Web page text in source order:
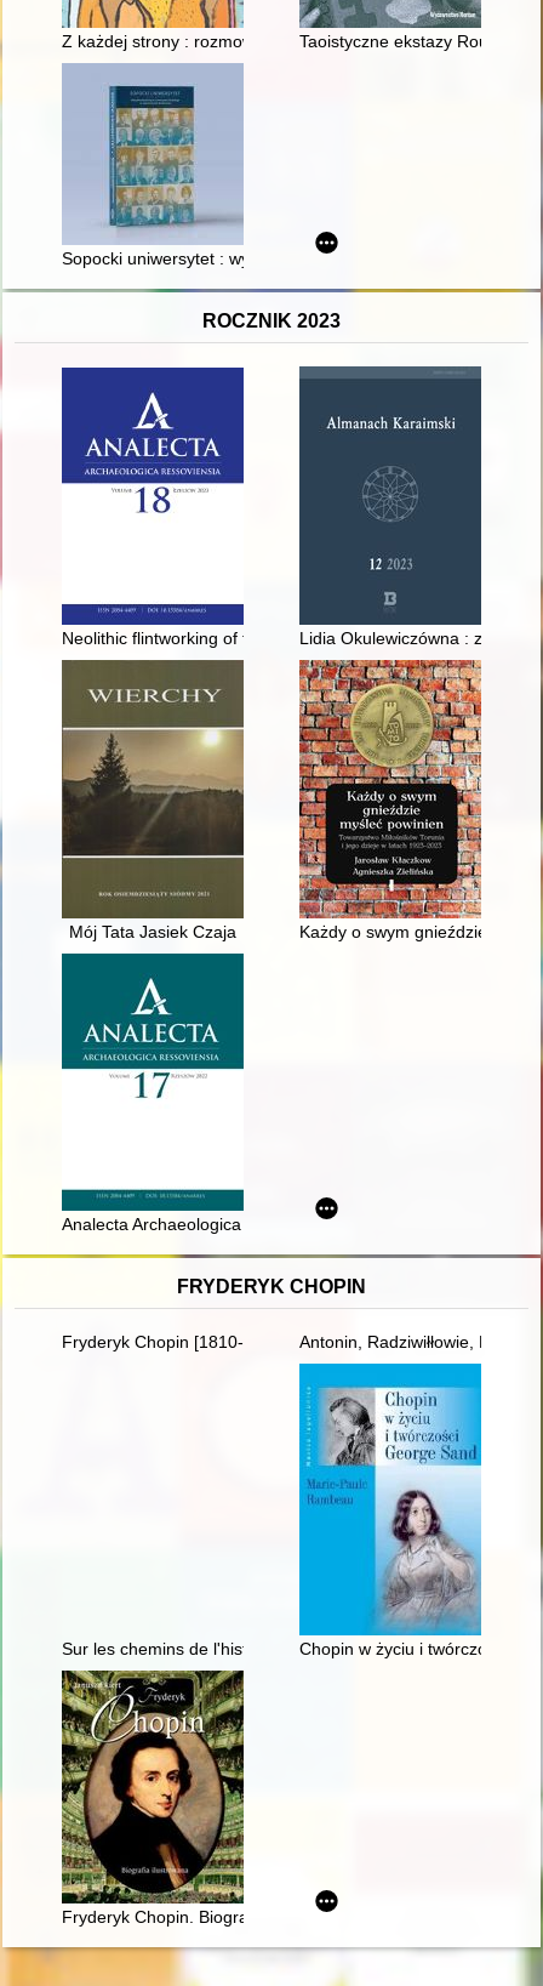
Z każdej strony : rozmowy o polskim komiksieTaoistyczne ekstazy Rousseau
Sopocki uniwersytet : wydziały ekonomiczne Uniwersytetu
ROCZNIK 2023
Neolithic flintworking of the Samborzec-Opatów group in
Lidia Okulewiczówna :
Mój Tata Jasiek Czaja Każdy o swym gnieździe
Analecta Archaeologica Ressoviensia. Vol. 17 (2022)
FRYDERYK CHOPIN
Fryderyk Chopin [1810-1849]. Ród i nazwisko jakiego nie
Antonin, Radziwiłłowie,
Sur les chemins de l'histoire littéraire. En hommage à Maciej
Chopin w życiu i twórczości
Fryderyk Chopin. Biografia ilustrowana